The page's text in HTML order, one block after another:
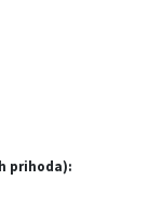
prihoda):